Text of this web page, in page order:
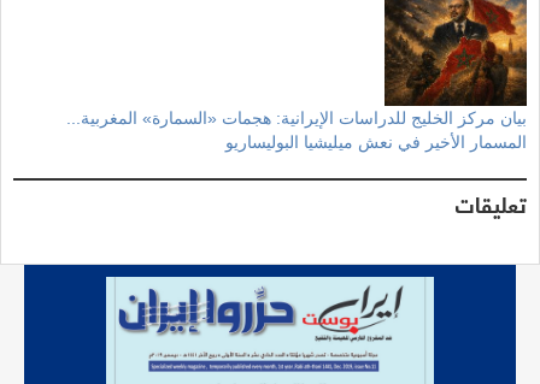
بيان مركز الخليج للدراسات الإيرانية: هجمات «السمارة» المغربية...
المسمار الأخير في نعش ميليشيا البوليساريو
تعليقات